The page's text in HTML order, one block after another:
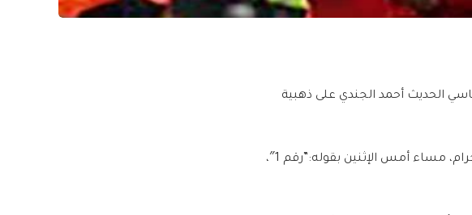
الحديث أحمد الجندي على ذهبية
وعلق محمد صلاح على صورة نشرها الجندي عبر حسابه بمنصة انستجرام، مساء أمس الإثنين بقوله:”رقم 1″،